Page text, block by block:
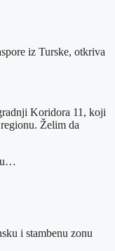
iz Turske, otkriva
Koridora 11, koji
Želim da
i stambenu zonu